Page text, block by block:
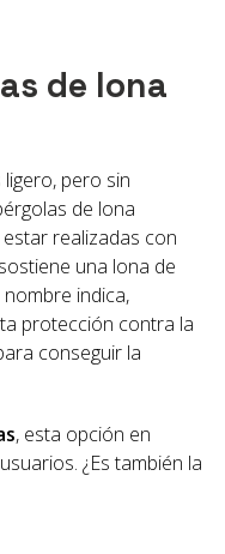
de lona
pero sin
de lona
realizadas con
una lona de
indica,
protección contra la
conseguir la
, esta opción en
¿Es también la